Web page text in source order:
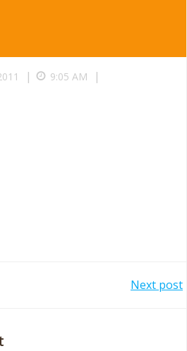
| 9:05 AM |
Next post